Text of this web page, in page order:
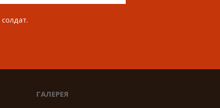
ГАЛЕРЕЯ